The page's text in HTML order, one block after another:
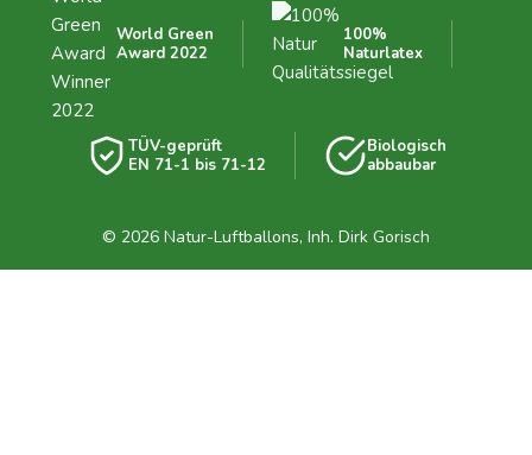
World Green
Award 2022
100%
Naturlatex
TÜV-geprüft
EN 71-1 bis 71-12
Biologisch
abbaubar
© 2026 Natur-Luftballons, Inh. Dirk Gorisch